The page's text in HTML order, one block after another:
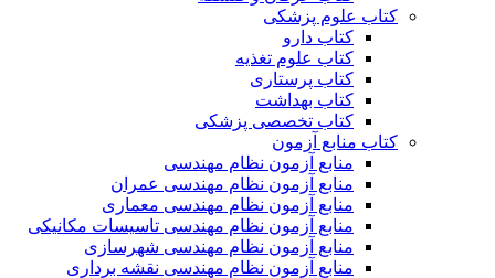
کتاب علوم پزشکی
کتاب دارو
کتاب علوم تغذیه
کتاب پرستاری
کتاب بهداشت
کتاب تخصصی پزشکی
کتاب منابع آزمون
منابع آزمون نظام مهندسی
منابع آزمون نظام مهندسی عمران
منابع آزمون نظام مهندسی معماری
منابع آزمون نظام مهندسی تاسیسات مکانیکی
منابع آزمون نظام مهندسی شهرسازی
منابع آزمون نظام مهندسی نقشه برداری